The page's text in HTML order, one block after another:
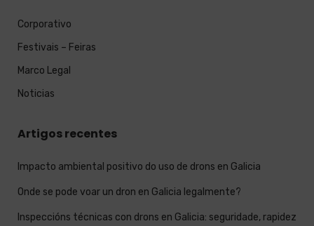
Corporativo
Festivais – Feiras
Marco Legal
Noticias
Artigos recentes
Impacto ambiental positivo do uso de drons en Galicia
Onde se pode voar un dron en Galicia legalmente?
Inspeccións técnicas con drons en Galicia: seguridade, rapidez